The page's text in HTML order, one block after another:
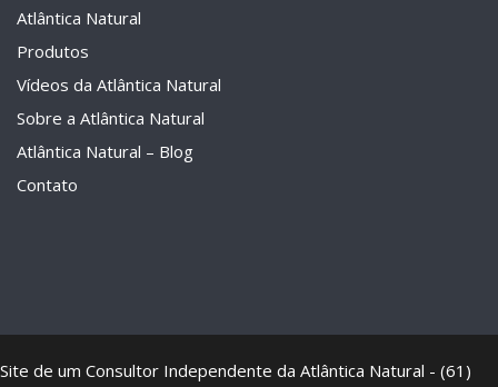
Atlântica Natural
Produtos
Vídeos da Atlântica Natural
Sobre a Atlântica Natural
Atlântica Natural – Blog
Contato
Site de um Consultor Independente da Atlântica Natural - (61)